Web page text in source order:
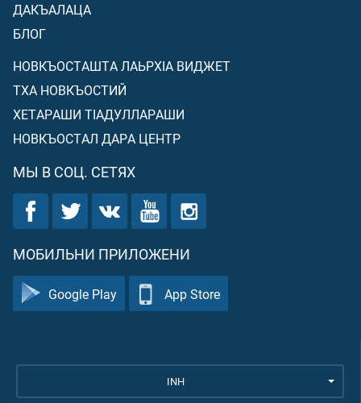
ДАКЪАЛАЦА
БЛОГ
НОВКЪОСТАШТА ЛАЬРХIА ВИДЖЕТ
ТХА НОВКЪОСТИЙ
ХЕТАРАШИ ТIАДУЛЛАРАШИ
НОВКЪОСТАЛ ДАРА ЦЕНТР
МЫ В СОЦ. СЕТЯХ
МОБИЛЬНИ ПРИЛОЖЕНИ
Google Play App Store
INH